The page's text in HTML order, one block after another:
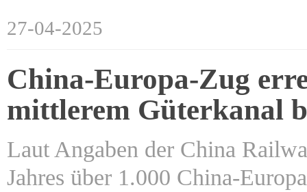
27-04-2025
China-Europa-Zug
mittlerem Güterkanal
Laut Angaben der China
Jahres über 1.000 China-